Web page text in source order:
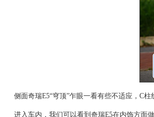
侧面奇瑞E5“穹顶”乍眼一看有些不适应，C
进入车内，我们可以看到 奇瑞E5在内饰方面